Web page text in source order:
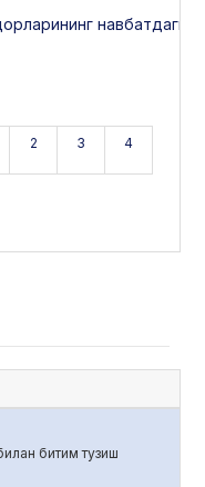
навбатдаги
2 3 4
битим тузиш